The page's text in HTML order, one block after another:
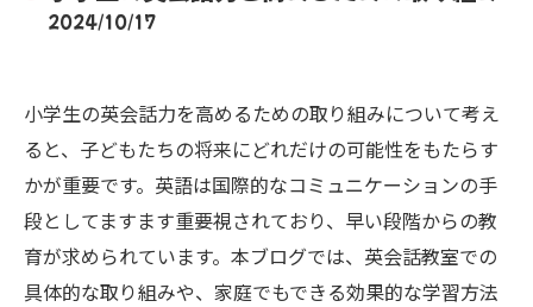
2024/10/17
小学生の英会話力を高めるための取り組みについて考え
ると、子どもたちの将来にどれだけの可能性をもたらす
かが重要です。英語は国際的なコミュニケーションの手
段としてますます重要視されており、早い段階からの教
育が求められています。本ブログでは、英会話教室での
具体的な取り組みや、家庭でもできる効果的な学習方法